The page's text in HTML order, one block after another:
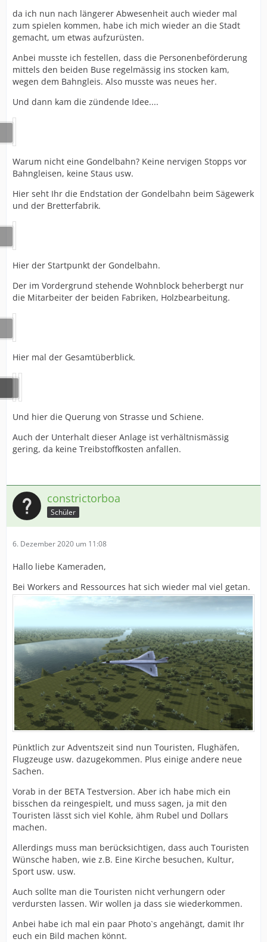
da ich nun nach längerer Abwesenheit auch wieder mal
zum spielen kommen, habe ich mich wieder an die Stadt
gemacht, um etwas aufzurüsten.
Anbei musste ich festellen, dass die Personenbeförderung
mittels den beiden Buse regelmässig ins stocken kam,
wegen dem Bahngleis. Also musste was neues her.
Und dann kam die zündende Idee....
Warum nicht eine Gondelbahn? Keine nervigen Stopps vor
Bahngleisen, keine Staus usw.
Hier seht Ihr die Endstation der Gondelbahn beim Sägewerk
und der Bretterfabrik.
Hier der Startpunkt der Gondelbahn.
Der im Vordergrund stehende Wohnblock beherbergt nur
die Mitarbeiter der beiden Fabriken, Holzbearbeitung.
Hier mal der Gesamtüberblick.
Und hier die Querung von Strasse und Schiene.
Auch der Unterhalt dieser Anlage ist verhältnismässig
gering, da keine Treibstoffkosten anfallen.
constrictorboa
Schüler
6. Dezember 2020 um 11:08
Hallo liebe Kameraden,
Bei Workers and Ressources hat sich wieder mal viel getan.
Pünktlich zur Adventszeit sind nun Touristen, Flughäfen,
Flugzeuge usw. dazugekommen. Plus einige andere neue
Sachen.
Vorab in der BETA Testversion. Aber ich habe mich ein
bisschen da reingespielt, und muss sagen, ja mit den
Touristen lässt sich viel Kohle, ähm Rubel und Dollars
machen.
Allerdings muss man berücksichtigen, dass auch Touristen
Wünsche haben, wie z.B. Eine Kirche besuchen, Kultur,
Sport usw. usw.
Auch sollte man die Touristen nicht verhungern oder
verdursten lassen. Wir wollen ja dass sie wiederkommen.
Anbei habe ich mal ein paar Photo`s angehängt, damit Ihr
euch ein Bild machen könnt.